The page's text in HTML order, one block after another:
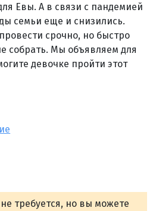
Евы. А в связи с пандемией
семьи еще и снизились.
срочно, но быстро
собрать. Мы объявляем для
девочке пройти этот
требуется, но вы можете